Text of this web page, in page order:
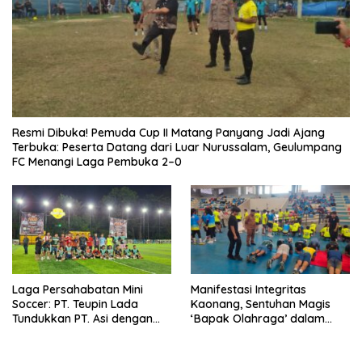
Resmi Dibuka! Pemuda Cup II Matang Panyang Jadi Ajang
Terbuka: Peserta Datang dari Luar Nurussalam, Geulumpang
FC Menangi Laga Pembuka 2–0
Laga Persahabatan Mini
Soccer: PT. Teupin Lada
Tundukkan PT. Asi dengan
Manifestasi Integritas
Kaonang, Sentuhan Magis
‘Bapak Olahraga’ dalam